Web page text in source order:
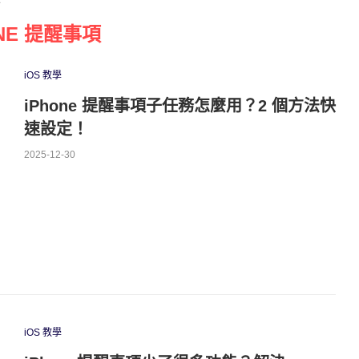
提醒事項
iOS 教學
iPhone 提醒事項子任務怎麼用？2 個方法快
速設定！
2025-12-30
iOS 教學